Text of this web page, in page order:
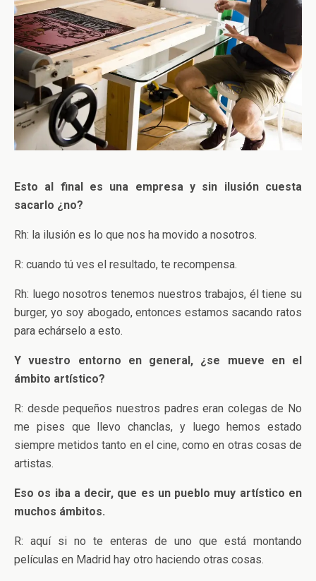
Esto al final es una empresa y sin ilusión cuesta
sacarlo ¿no?
Rh: la ilusión es lo que nos ha movido a nosotros.
R: cuando tú ves el resultado, te recompensa.
Rh: luego nosotros tenemos nuestros trabajos, él tiene su
burger, yo soy abogado, entonces estamos sacando ratos
para echárselo a esto.
Y vuestro entorno en general, ¿se mueve en el
ámbito artístico?
R: desde pequeños nuestros padres eran colegas de No
me pises que llevo chanclas, y luego hemos estado
siempre metidos tanto en el cine, como en otras cosas de
artistas.
Eso os iba a decir, que es un pueblo muy artístico en
muchos ámbitos.
R: aquí si no te enteras de uno que está montando
películas en Madrid hay otro haciendo otras cosas.